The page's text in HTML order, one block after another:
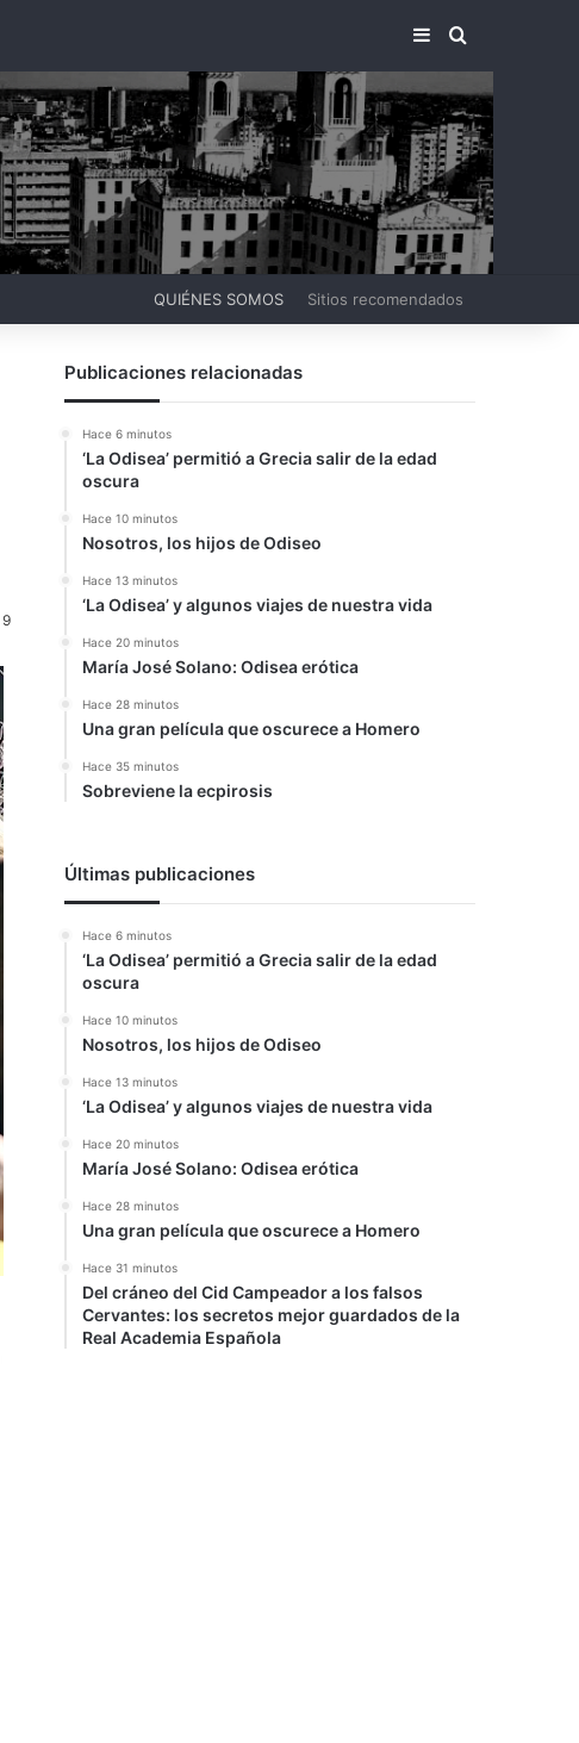
BARRA LATERAL
BUSCAR
QUIÉNES SOMOS Sitios recomendados
9
Publicaciones relacionadas
Hace 6 minutos
‘La Odisea’ permitió a Grecia salir de la edad
oscura
Hace 10 minutos
Nosotros, los hijos de Odiseo
Hace 13 minutos
‘La Odisea’ y algunos viajes de nuestra vida
Hace 20 minutos
María José Solano: Odisea erótica
Hace 28 minutos
Una gran película que oscurece a Homero
Hace 35 minutos
Sobreviene la ecpirosis
Últimas publicaciones
Hace 6 minutos
‘La Odisea’ permitió a Grecia salir de la edad
oscura
Hace 10 minutos
Nosotros, los hijos de Odiseo
Hace 13 minutos
‘La Odisea’ y algunos viajes de nuestra vida
Hace 20 minutos
María José Solano: Odisea erótica
Hace 28 minutos
Una gran película que oscurece a Homero
Hace 31 minutos
Del cráneo del Cid Campeador a los falsos
Cervantes: los secretos mejor guardados de la
Real Academia Española